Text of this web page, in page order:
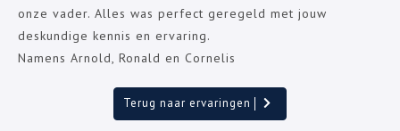
Partners
Blogs
onze vader. Alles was perfect geregeld met jouw
deskundige kennis en ervaring.
Namens Arnold, Ronald en Cornelis
Terug naar ervaringen